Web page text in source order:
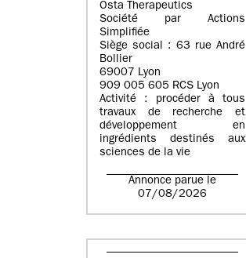
Osta Therapeutics
Société par Actions
Simplifiée
Siège social : 63 rue André
Bollier
69007 Lyon
909 005 605 RCS Lyon
Activité : procéder à tous
travaux de recherche et
développement en
ingrédients destinés aux
sciences de la vie
Annonce parue le
07/08/2026